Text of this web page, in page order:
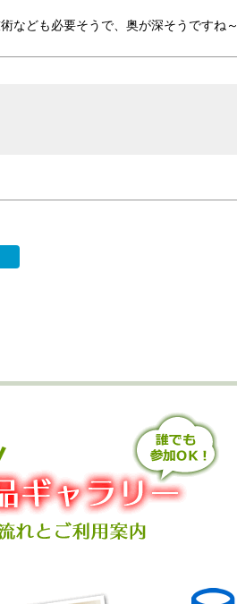
なども必要そうで、奥が深そうですね～